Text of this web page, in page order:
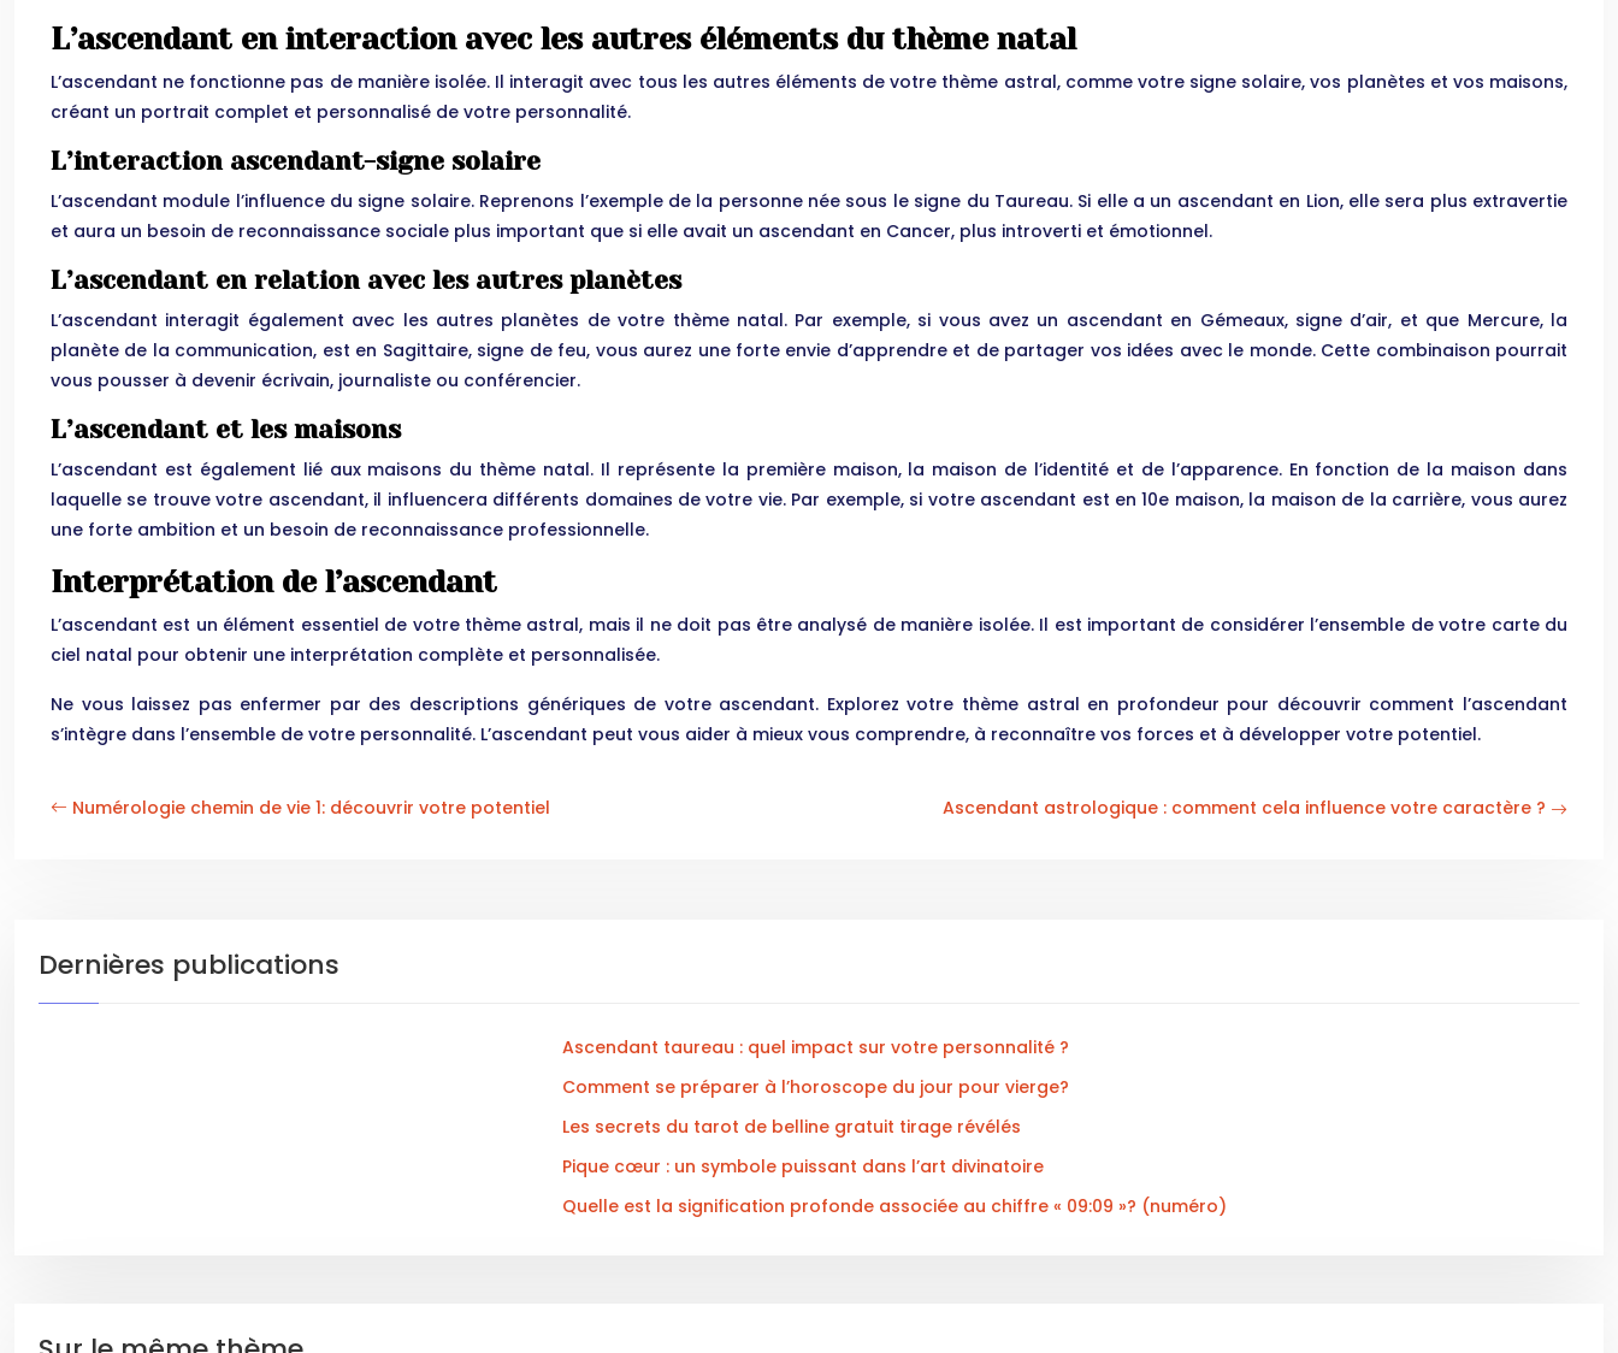
L’ascendant en interaction avec les autres éléments du thème natal
L’ascendant ne fonctionne pas de manière isolée. Il interagit avec tous les autres éléments de votre thème astral, comme votre signe solaire, vos planètes et vos maisons,
créant un portrait complet et personnalisé de votre personnalité.
L’interaction ascendant-signe solaire
L’ascendant module l’influence du signe solaire. Reprenons l’exemple de la personne née sous le signe du Taureau. Si elle a un ascendant en Lion, elle sera plus extravertie
et aura un besoin de reconnaissance sociale plus important que si elle avait un ascendant en Cancer, plus introverti et émotionnel.
L’ascendant en relation avec les autres planètes
L’ascendant interagit également avec les autres planètes de votre thème natal. Par exemple, si vous avez un ascendant en Gémeaux, signe d’air, et que Mercure, la
planète de la communication, est en Sagittaire, signe de feu, vous aurez une forte envie d’apprendre et de partager vos idées avec le monde. Cette combinaison pourrait
vous pousser à devenir écrivain, journaliste ou conférencier.
L’ascendant et les maisons
L’ascendant est également lié aux maisons du thème natal. Il représente la première maison, la maison de l’identité et de l’apparence. En fonction de la maison dans
laquelle se trouve votre ascendant, il influencera différents domaines de votre vie. Par exemple, si votre ascendant est en 10e maison, la maison de la carrière, vous aurez
une forte ambition et un besoin de reconnaissance professionnelle.
Interprétation de l’ascendant
L’ascendant est un élément essentiel de votre thème astral, mais il ne doit pas être analysé de manière isolée. Il est important de considérer l’ensemble de votre carte du
ciel natal pour obtenir une interprétation complète et personnalisée.
Ne vous laissez pas enfermer par des descriptions génériques de votre ascendant. Explorez votre thème astral en profondeur pour découvrir comment l’ascendant
s’intègre dans l’ensemble de votre personnalité. L’ascendant peut vous aider à mieux vous comprendre, à reconnaître vos forces et à développer votre potentiel.
Numérologie chemin de vie 1: découvrir votre potentiel Ascendant astrologique : comment cela influence votre caractère ?
Dernières publications
Ascendant taureau : quel impact sur votre personnalité ?
Comment se préparer à l’horoscope du jour pour vierge?
Les secrets du tarot de belline gratuit tirage révélés
Pique cœur : un symbole puissant dans l’art divinatoire
Quelle est la signification profonde associée au chiffre « 09:09 »? (numéro)